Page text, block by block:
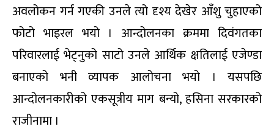
अवलोकन गर्न गएकी उनले त्यो दृश्य देखेर आँशु चुहाएको
फोटो भाइरल भयो । आन्दोलनका क्रममा दिवंगतका
परिवारलाई भेट्नुको साटो उनले आर्थिक क्षतिलाई एजेण्डा
बनाएको भनी व्यापक आलोचना भयो । यसपछि
आन्दोलनकारीको एकसूत्रीय माग बन्यो, हसिना सरकारको
राजीनामा ।